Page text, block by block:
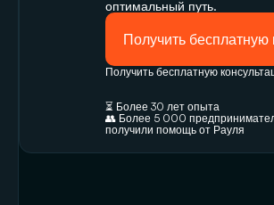
оптимальный путь.
Получить бесплатную
Получить бесплатную
⏳ Более 30 лет опыта
👥 Более 5 000
получили помощь от Рауля